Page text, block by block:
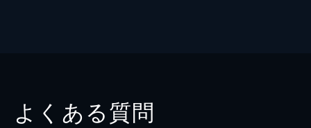
よくある質問